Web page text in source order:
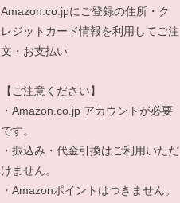
Amazon.co.jpにご登録の住所・ク
レジットカード情報を利用してご注
文・お支払い
【ご注意ください】
・Amazon.co.jp アカウントが必要
です。
・振込み・代金引換はご利用いただ
けません。
・Amazonポイントはつきません。